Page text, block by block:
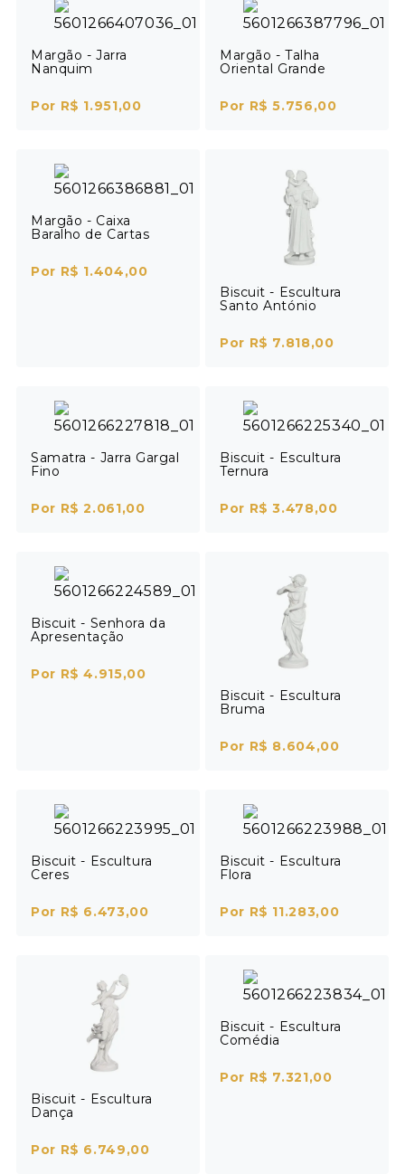
Margão - Jarra
Nanquim
Por R$ 1.951,00
Margão - Talha
Oriental Grande
Por R$ 5.756,00
Margão - Caixa
Baralho de Cartas
Por R$ 1.404,00
Biscuit - Escultura
Santo António
Por R$ 7.818,00
Samatra - Jarra Gargal
Fino
Por R$ 2.061,00
Biscuit - Escultura
Ternura
Por R$ 3.478,00
Biscuit - Senhora da
Apresentação
Por R$ 4.915,00
Biscuit - Escultura
Bruma
Por R$ 8.604,00
Biscuit - Escultura
Ceres
Por R$ 6.473,00
Biscuit - Escultura
Flora
Por R$ 11.283,00
Biscuit - Escultura
Dança
Por R$ 6.749,00
Biscuit - Escultura
Comédia
Por R$ 7.321,00